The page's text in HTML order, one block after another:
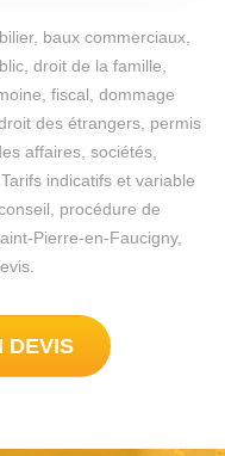
baux commerciaux,
droit de la famille,
fiscal, dommage
des étrangers, permis
affaires, sociétés,
indicatifs et variable
procédure de
Pierre-en-Faucigny,
DEVIS